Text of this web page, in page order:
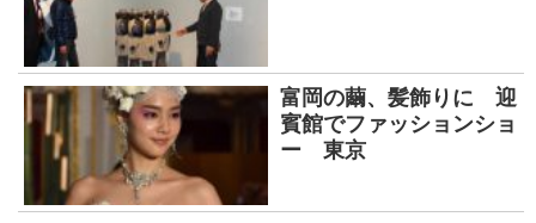
富岡の繭、髪飾りに 迎
賓館でファッションショ
ー 東京